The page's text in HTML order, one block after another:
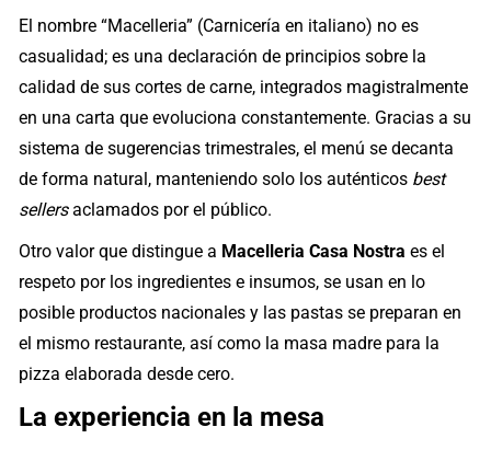
El nombre “Macelleria” (Carnicería en italiano) no es
casualidad; es una declaración de principios sobre la
calidad de sus cortes de carne, integrados magistralmente
en una carta que evoluciona constantemente. Gracias a su
sistema de sugerencias trimestrales, el menú se decanta
de forma natural, manteniendo solo los auténticos best
sellersaclamados por el público.
Otro valor que distingue a Macelleria Casa Nostra es el
respeto por los ingredientes e insumos, se usan en lo
posible productos nacionales y las pastas se preparan en
el mismo restaurante, así como la masa madre para la
pizza elaborada desde cero.
La experiencia en la mesa